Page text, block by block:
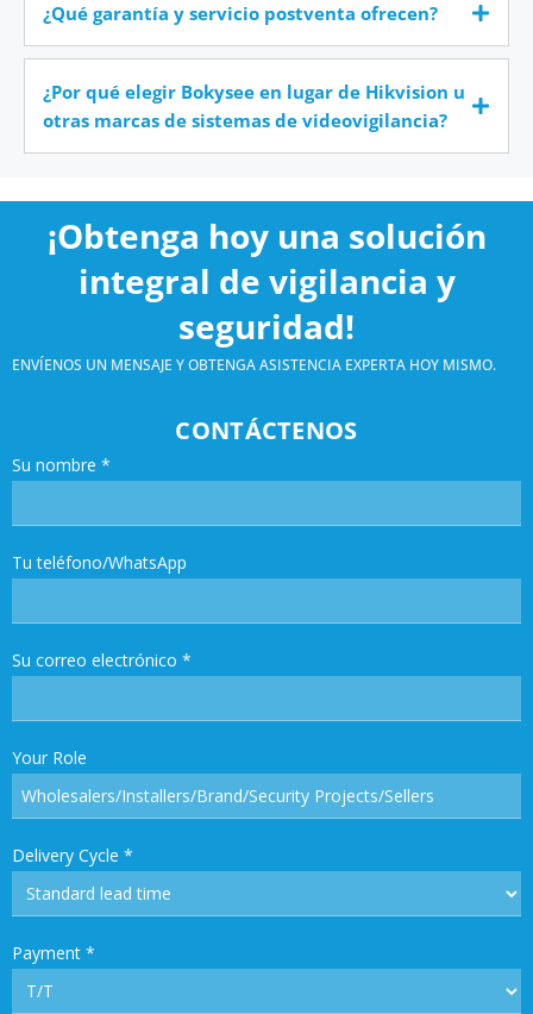
¿Qué garantía y servicio postventa ofrecen?
¿Por qué elegir Bokysee en lugar de Hikvision u
otras marcas de sistemas de videovigilancia?
¡Obtenga hoy una solución
integral de vigilancia y
seguridad!
ENVÍENOS UN MENSAJE Y OBTENGA ASISTENCIA EXPERTA HOY MISMO.
CONTÁCTENOS
Su nombre *
Tu teléfono/WhatsApp
Su correo electrónico *
Your Role
Delivery Cycle *
Payment *